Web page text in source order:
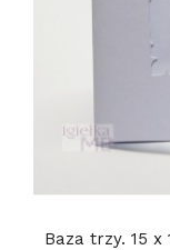
Baza trzy. 15